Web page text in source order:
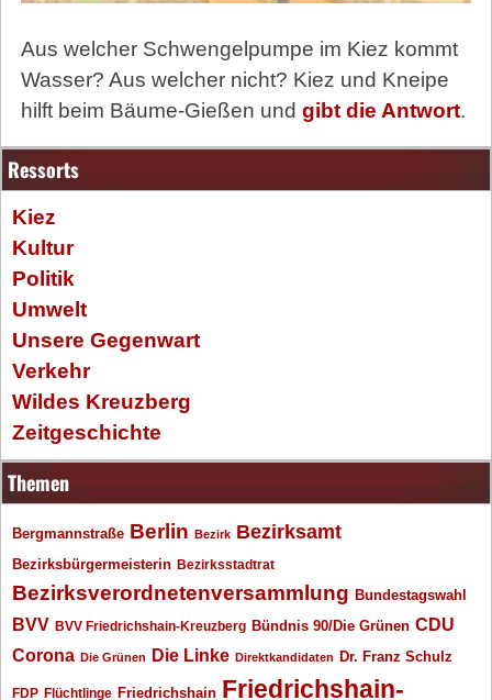
Aus welcher Schwengelpumpe im Kiez kommt
Wasser? Aus welcher nicht? Kiez und Kneipe
hilft beim Bäume-Gießen und gibt die Antwort.
Ressorts
Kiez
Kultur
Politik
Umwelt
Unsere Gegenwart
Verkehr
Wildes Kreuzberg
Zeitgeschichte
Themen
Bergmannstraße Berlin Bezirk Bezirksamt
Bezirksbürgermeisterin Bezirksstadtrat
Bezirksverordnetenversammlung Bundestagswahl
BVV BVV Friedrichshain-Kreuzberg Bündnis 90/Die Grünen CDU
Corona Die Grünen Die Linke Direktkandidaten Dr. Franz Schulz
FDP Flüchtlinge Friedrichshain Friedrichshain-